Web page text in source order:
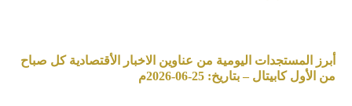
أبرز المستجدات اليومية من عناوين الاخبار الأقتصادية كل صباح
من الأول كابيتال – بتاريخ: 25-06-2026م